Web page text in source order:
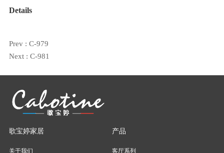
Details
Prev : C-979
Next : C-981
歌宝婷家居
关于我们
产品
客厅系列